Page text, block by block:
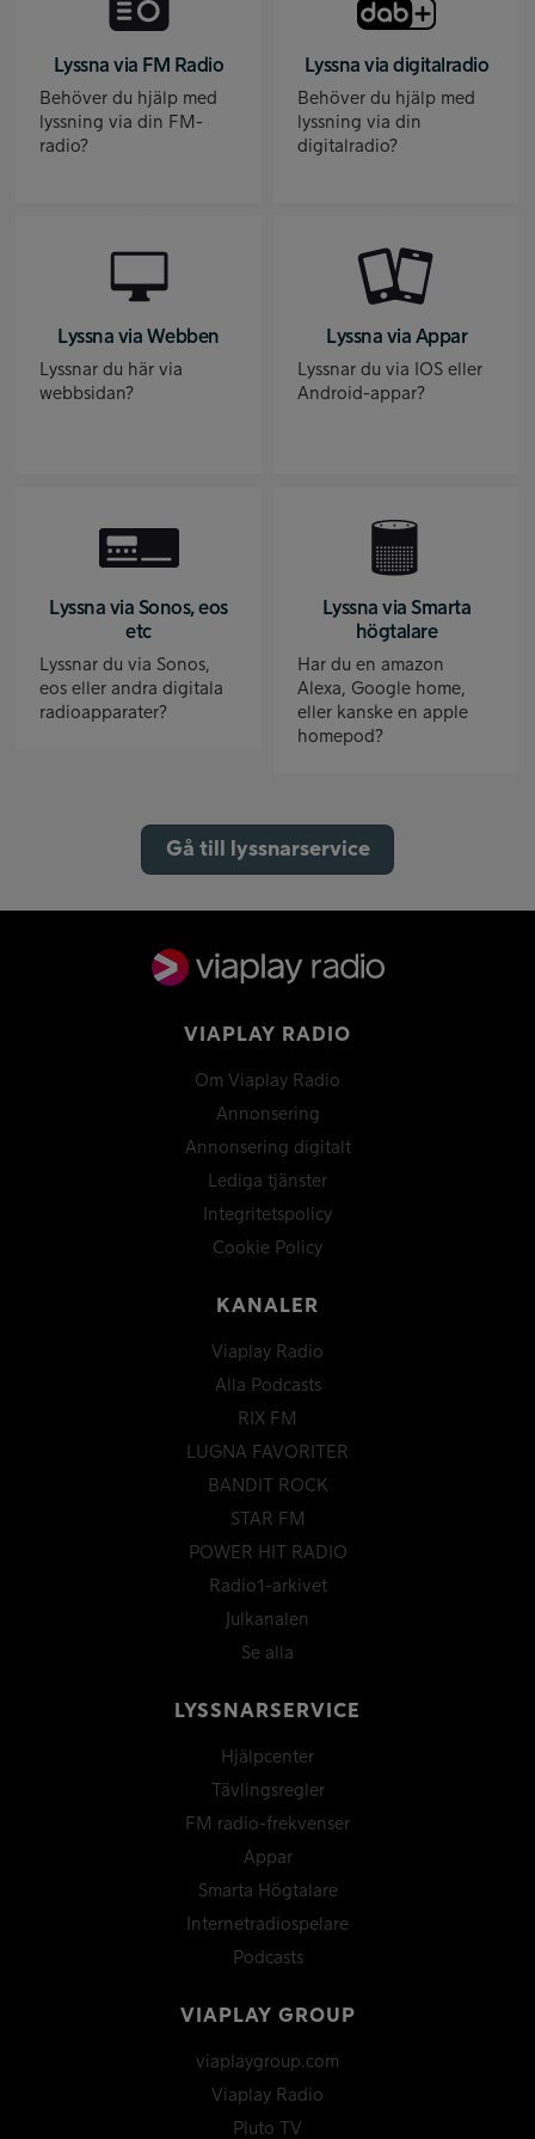
Lyssna via FM Radio
Behöver du hjälp med
lyssning via din FM-
radio?
Lyssna via digitalradio
Behöver du hjälp med
lyssning via din
digitalradio?
Lyssna via Webben
Lyssnar du här via
webbsidan?
Lyssna via Appar
Lyssnar du via IOS eller
Android-appar?
Lyssna via Sonos, eos
etc
Lyssnar du via Sonos,
eos eller andra digitala
radioapparater?
Lyssna via Smarta
högtalare
Har du en amazon
Alexa, Google home,
eller kanske en apple
homepod?
Gå till lyssnarservice
VIAPLAY RADIO
Om Viaplay Radio
Annonsering
Annonsering digitalt
Lediga tjänster
Integritetspolicy
Cookie Policy
KANALER
Viaplay Radio
Alla Podcasts
RIX FM
LUGNA FAVORITER
BANDIT ROCK
STAR FM
POWER HIT RADIO
Radio1-arkivet
Julkanalen
Se alla
LYSSNARSERVICE
Hjälpcenter
Tävlingsregler
FM radio-frekvenser
Appar
Smarta Högtalare
Internetradiospelare
Podcasts
VIAPLAY GROUP
viaplaygroup.com
Viaplay Radio
Pluto TV